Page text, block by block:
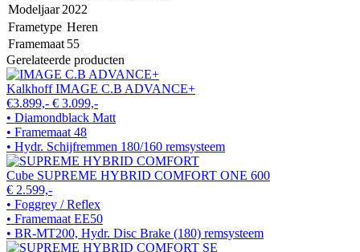
Modeljaar 2022
Frametype Heren
Framemaat 55
Gerelateerde producten
Kalkhoff IMAGE C.B ADVANCE+
€3.899,- € 3.099,-
• Diamondblack Matt
• Framemaat 48
• Hydr. Schijfremmen 180/160 remsysteem
Cube SUPREME HYBRID COMFORT ONE 600
€ 2.599,-
• Foggrey / Reflex
• Framemaat EE50
• BR-MT200, Hydr. Disc Brake (180) remsysteem